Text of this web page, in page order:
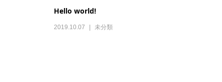
Hello world!
2019.10.07 未分類